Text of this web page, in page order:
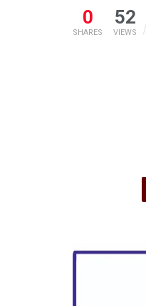
0
SHARES
52
VIEWS